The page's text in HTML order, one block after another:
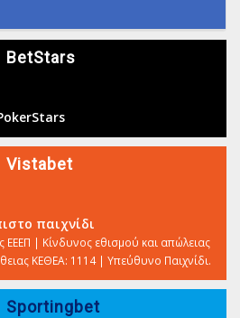
BetStars
Vistabet
παιχνίδι
| Κίνδυνος εθισμού και απώλειας
ΚΕΘΕΑ: 1114 | Υπεύθυνο Παιχνίδι.
Sportingbet